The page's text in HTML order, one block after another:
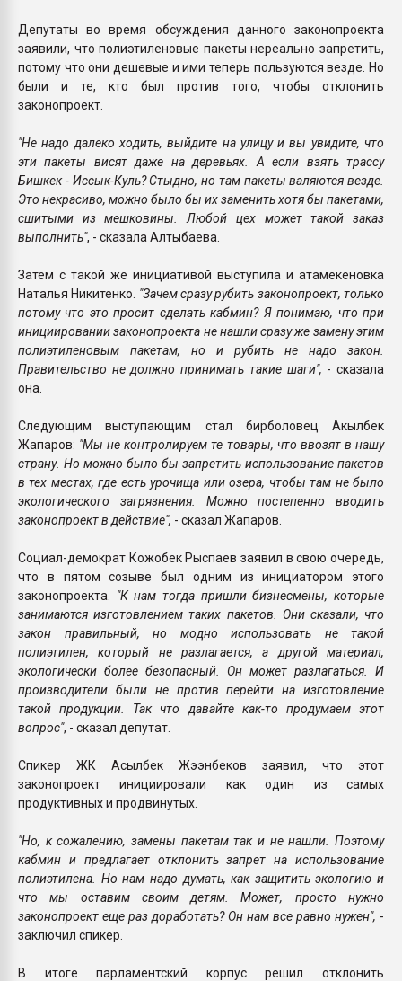
Депутаты во время обсуждения данного законопроекта
заявили, что полиэтиленовые пакеты нереально запретить,
потому что они дешевые и ими теперь пользуются везде. Но
были и те, кто был против того, чтобы отклонить
законопроект.
"Не надо далеко ходить, выйдите на улицу и вы увидите, что
эти пакеты висят даже на деревьях. А если взять трассу
Бишкек - Иссык-Куль? Стыдно, но там пакеты валяются везде.
Это некрасиво, можно было бы их заменить хотя бы пакетами,
сшитыми из мешковины. Любой цех может такой заказ
выполнить", - сказала Алтыбаева.
Затем с такой же инициативой выступила и атамекеновка
Наталья Никитенко. "Зачем сразу рубить законопроект, только
потому что это просит сделать кабмин? Я понимаю, что при
инициировании законопроекта не нашли сразу же замену этим
полиэтиленовым пакетам, но и рубить не надо закон.
Правительство не должно принимать такие шаги", - сказала
она.
Следующим выступающим стал бирболовец Акылбек
Жапаров: "Мы не контролируем те товары, что ввозят в нашу
страну. Но можно было бы запретить использование пакетов
в тех местах, где есть урочища или озера, чтобы там не было
экологического загрязнения. Можно постепенно вводить
законопроект в действие", - сказал Жапаров.
Социал-демократ Кожобек Рыспаев заявил в свою очередь,
что в пятом созыве был одним из инициатором этого
законопроекта. "К нам тогда пришли бизнесмены, которые
занимаются изготовлением таких пакетов. Они сказали, что
закон правильный, но модно использовать не такой
полиэтилен, который не разлагается, а другой материал,
экологически более безопасный. Он может разлагаться. И
производители были не против перейти на изготовление
такой продукции. Так что давайте как-то продумаем этот
вопрос", - сказал депутат.
Спикер ЖК Асылбек Жээнбеков заявил, что этот
законопроект инициировали как один из самых
продуктивных и продвинутых.
"Но, к сожалению, замены пакетам так и не нашли. Поэтому
кабмин и предлагает отклонить запрет на использование
полиэтилена. Но нам надо думать, как защитить экологию и
что мы оставим своим детям. Может, просто нужно
законопроект еще раз доработать? Он нам все равно нужен", -
заключил спикер.
В итоге парламентский корпус решил отклонить